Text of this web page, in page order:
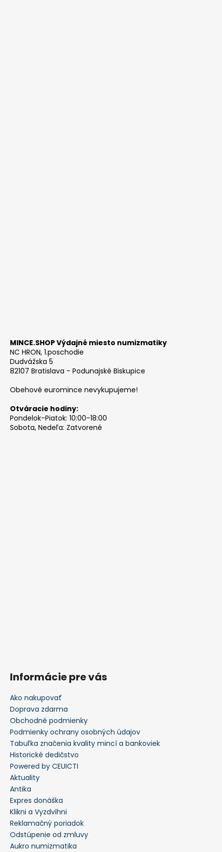
MINCE.SHOP Výdajné miesto numizmatiky
NC HRON, 1.poschodie
Dudvážska 5
82107 Bratislava - Podunajské Biskupice
Obehové euromince nevykupujeme!
Otváracie hodiny:
Pondelok-Piatok: 10:00-18:00
Sobota, Nedeľa: Zatvorené
Informácie pre vás
Ako nakupovať
Doprava zdarma
Obchodné podmienky
Podmienky ochrany osobných údajov
Tabuľka značenia kvality mincí a bankoviek
Historické dedičstvo
Powered by CEUICTI
Aktuality
Antika
Expres donáška
Klikni a Vyzdvihni
Reklamačný poriadok
Odstúpenie od zmluvy
Aukro numizmatika